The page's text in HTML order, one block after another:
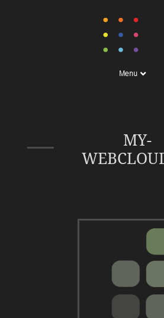
Menu
MY-
Ihre eigene
private oder
Nutzung.